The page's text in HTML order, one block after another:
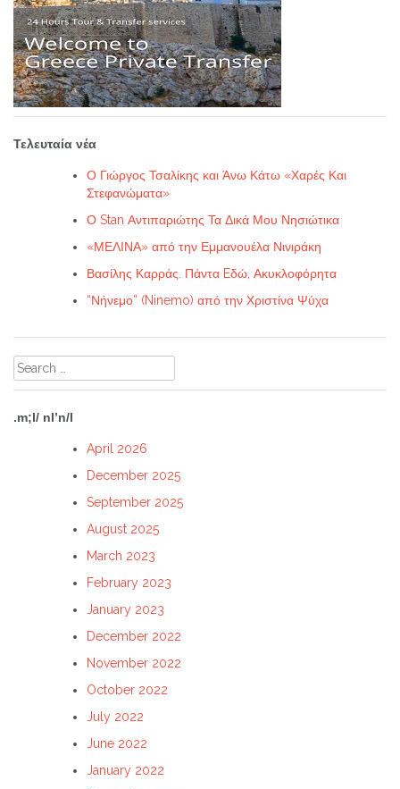
Τελευταία νέα
Ο Γιώργος Τσαλίκης και Άνω Κάτω «Χαρές Και
Στεφανώματα»
Ο Stan Αντιπαριώτης Τα Δικά Μου Νησιώτικα
«ΜΕΛΙΝΑ» από την Εμμανουέλα Νινιράκη
Βασίλης Καρράς. Πάντα Eδώ, Ακυκλοφόρητα
“Νήνεμο” (Ninemo) από την Χριστίνα Ψύχα
Search
for:
.m;l/ nl’n/l
April 2026
December 2025
September 2025
August 2025
March 2023
February 2023
January 2023
December 2022
November 2022
October 2022
July 2022
June 2022
January 2022